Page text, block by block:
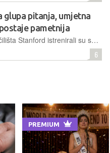
glupa pitanja, umjetna
pametnija
Istraživači Sveučilišta Stanford istrenirali su sustav koji uočava rupe u svom znanju i sastavlja pitanja o raznim slikama. Svaki put kad bi pitanje bilo razumljivo, stizala bi nagrada
6
PREMIUM